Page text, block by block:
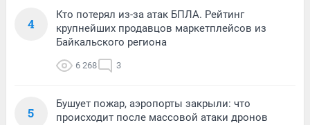
4
Кто потерял из-за атак БПЛА. Рейтинг
крупнейших продавцов маркетплейсов из
Байкальского региона
6 268 3
5
Бушует пожар, аэропорты закрыли: что
происходит после массовой атаки дронов